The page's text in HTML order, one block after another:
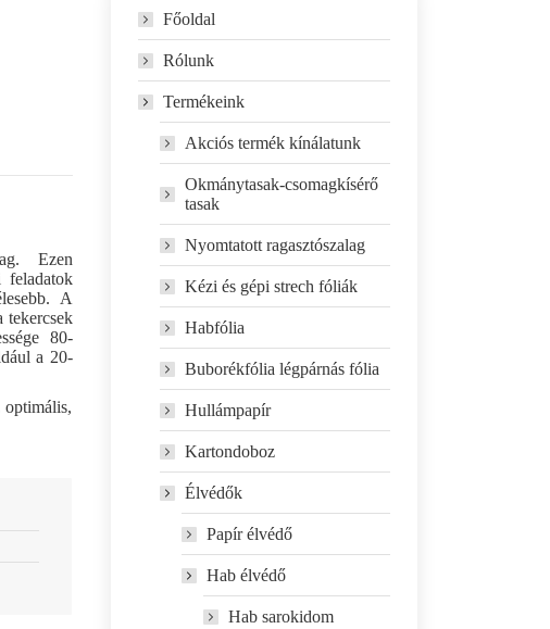
Ezen
feladatok
A
tekercsek
80-
a 20-
Főoldal
Rólunk
Termékeink
Akciós termék kínálatunk
Okmánytasak-csomagkísérő
tasak
Nyomtatott ragasztószalag
Kézi és gépi strech fóliák
Habfólia
Buborékfólia légpárnás fólia
Hullámpapír
Kartondoboz
Élvédők
Papír élvédő
Hab élvédő
Hab sarokidom